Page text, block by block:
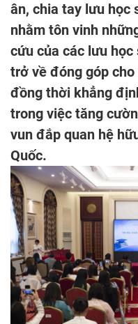
ân, chia tay lưu học
nhằm tôn vinh
cứu của các lưu
trở về đóng góp
đồng thời khẳng
trong việc tăng
vun đắp quan hệ
Quốc.